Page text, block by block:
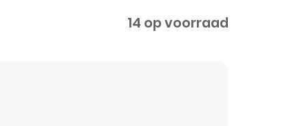
14 op voorraad